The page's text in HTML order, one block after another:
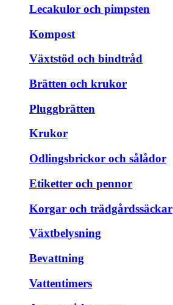
Lecakulor och pimpsten
Kompost
Växtstöd och bindtråd
Brätten och krukor
Pluggbrätten
Krukor
Odlingsbrickor och sålådor
Etiketter och pennor
Korgar och trädgårdssäckar
Växtbelysning
Bevattning
Vattentimers